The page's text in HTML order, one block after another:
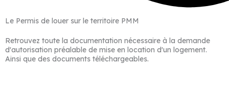
Le Permis de louer sur le territoire PMM
Retrouvez toute la documentation nécessaire à la demande
d'autorisation préalable de mise en location d'un logement.
Ainsi que des documents téléchargeables.